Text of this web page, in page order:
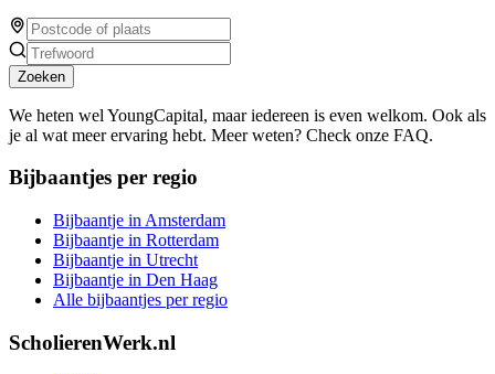
Zoeken
We heten wel YoungCapital, maar iedereen is even welkom. Ook als
je al wat meer ervaring hebt. Meer weten? Check onze FAQ.
Bijbaantjes per regio
Bijbaantje in Amsterdam
Bijbaantje in Rotterdam
Bijbaantje in Utrecht
Bijbaantje in Den Haag
Alle bijbaantjes per regio
ScholierenWerk.nl